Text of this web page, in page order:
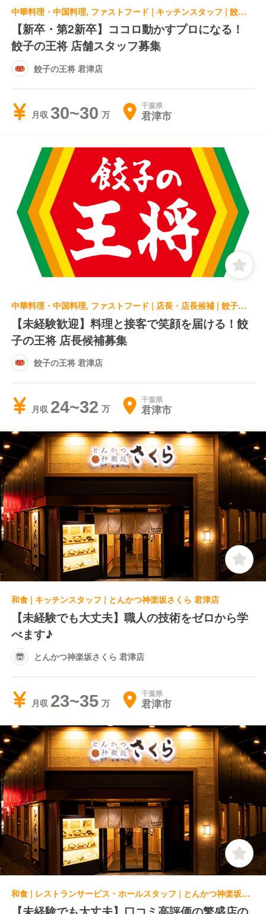
中華料理・中国料理, ファストフード | キッチンスタッフ | 餃子の王将 君津店
【新卒・第2新卒】ココロ動かすプロになる！
餃子の王将 店舗スタッフ募集
餃子の王将 君津店
月収 30~30 千葉県
君津市
中華料理・中国料理, ファストフード | 店長・店長候補 | 餃子の王将 君津店
【未経験歓迎】料理と接客で笑顔を届ける！餃
子の王将 店長候補募集
餃子の王将 君津店
月収 24~32 千葉県
君津市
和食 | キッチンスタッフ | とんかつ神楽坂さくら 君津店
【未経験でも大丈夫】職人の技術をゼロから学
べます♪
とんかつ神楽坂さくら 君津店
月収 23~35 千葉県
君津市
和食 | レストランサービス・ホールスタッフ | とんかつ神楽坂さくら 君津店